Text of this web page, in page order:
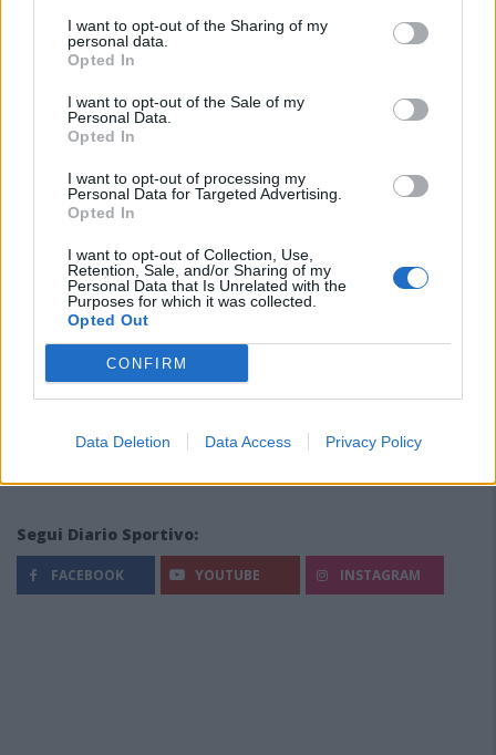
I want to opt-out of the Sharing of my
personal data.
Opted In
I want to opt-out of the Sale of my
Personal Data.
Opted In
I want to opt-out of processing my
Personal Data for Targeted Advertising.
Opted In
I want to opt-out of Collection, Use,
Retention, Sale, and/or Sharing of my
Personal Data that Is Unrelated with the
Purposes for which it was collected.
Opted Out
CONFIRM
Data Deletion Data Access Privacy Policy
Ossese, niente domanda di ripescaggio e
10 Lug 2024
Segui Diario Sportivo:
FACEBOOK YOUTUBE INSTAGRAM